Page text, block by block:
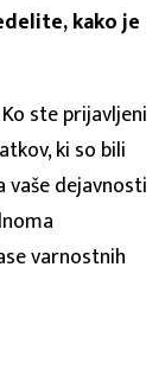
kako je
ste prijavljeni
ki so bili
vaše dejavnosti
varnostnih